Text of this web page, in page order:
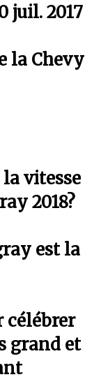
juil. 2017
la Chevy
la vitesse
2018?
est la
célébrer
grand et